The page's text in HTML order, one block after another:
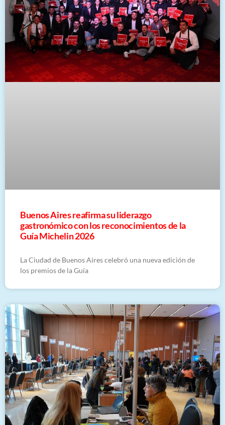
Buenos Aires reafirma su liderazgo
gastronómico con los reconocimientos de la
Guía Michelin 2026
La Ciudad de Buenos Aires celebró una nueva edición de
los premios de la Guía